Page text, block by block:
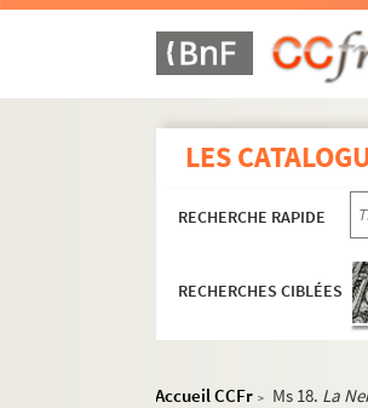
LES
RECHERCHE RAPIDE
RECHERCHES CIBLÉES
Accueil CCFr > Ms 18. La